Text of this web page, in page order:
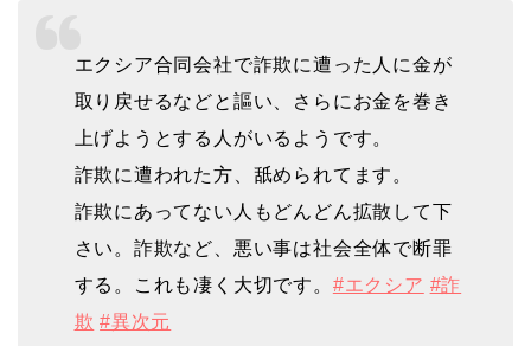
エクシア合同会社で詐欺に遭った人に金が
取り戻せるなどと謳い、さらにお金を巻き
上げようとする人がいるようです。
詐欺に遭われた方、舐められてます。
詐欺にあってない人もどんどん拡散して下
さい。詐欺など、悪い事は社会全体で断罪
する。これも凄く大切です。 #エクシア #詐
欺 #異次元